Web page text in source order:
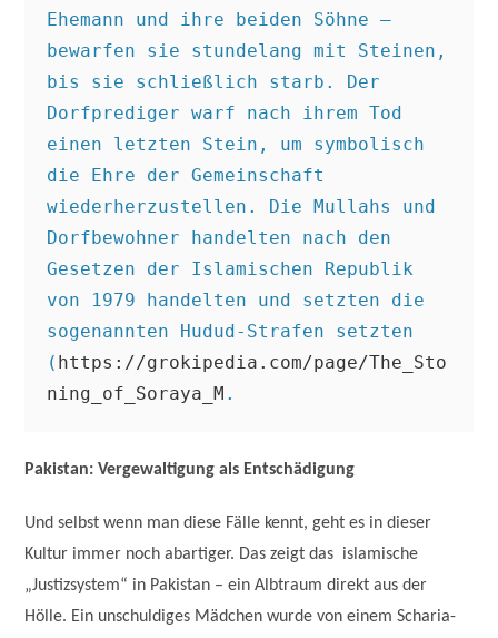
Ehemann und ihre beiden Söhne –
bewarfen sie stundelang mit Steinen,
bis sie schließlich starb. Der
Dorfprediger warf nach ihrem Tod
einen letzten Stein, um symbolisch
die Ehre der Gemeinschaft
wiederherzustellen. Die Mullahs und
Dorfbewohner handelten nach den
Gesetzen der Islamischen Republik
von 1979 handelten und setzten die
sogenannten Hudud-Strafen setzten
( https://grokipedia.com/page/The_Sto
ning_of_Soraya_M .
Pakistan: Vergewaltigung als Entschädigung
Und selbst wenn man diese Fälle kennt, geht es in dieser
Kultur immer noch abartiger. Das zeigt das islamische
„Justizsystem“ in Pakistan – ein Albtraum direkt aus der
Hölle. Ein unschuldiges Mädchen wurde von einem Scharia-